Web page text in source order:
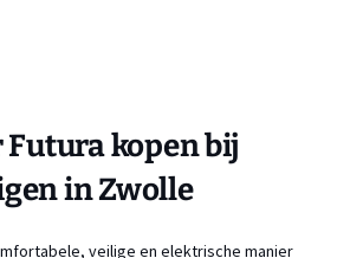
kopen bij
in Zwolle
veilige en elektrische manier